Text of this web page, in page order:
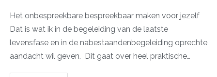
Het onbespreekbare bespreekbaar maken voor jezelf
Dat is wat ik in de begeleiding van de laatste
levensfase en in de nabestaandenbegeleiding oprechte
aandacht wil geven. Dit gaat over heel praktische…